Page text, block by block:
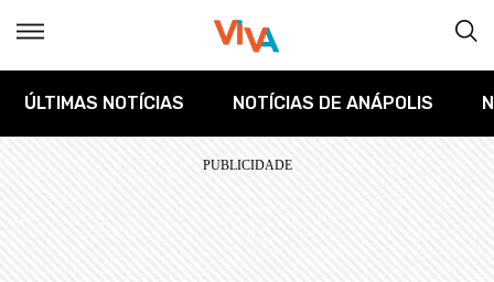
ÚLTIMAS NOTÍCIAS NOTÍCIAS DE ANÁPOLIS